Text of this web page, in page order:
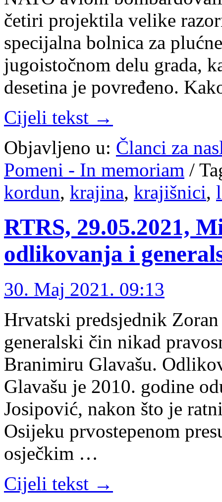
četiri projektila velike
specijalna bolnica za
jugoistočnom delu grada,
desetina je povređeno.
Cijeli tekst →
Objavljeno u: Članci za
Pomeni - In memoriam /
kordun, krajina, krajišnici,
RTRS, 29.05.2021,
odlikovanja i
30. Maj 2021. 09:13
Hrvatski predsjednik
generalski čin nikad
Branimiru Glavašu.
Glavašu je 2010. godine
Јosipović, nakon što je
Osijeku prvostepenom
osječkim …
Cijeli tekst →